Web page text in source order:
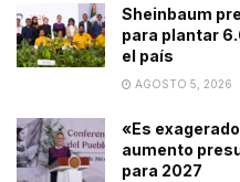
Sheinbaum
para plantar
el país
AGOSTO 5, 2026
«Es
aumento
para 2027